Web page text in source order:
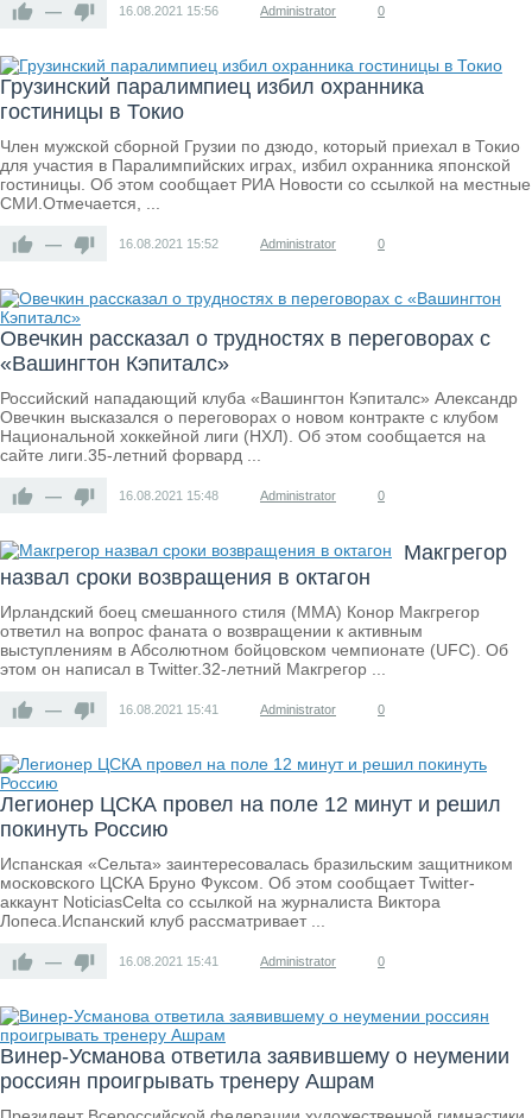
— 16.08.2021 15:56 Administrator 0
Грузинский паралимпиец избил охранника
гостиницы в Токио
Член мужской сборной Грузии по дзюдо, который приехал в Токио
для участия в Паралимпийских играх, избил охранника японской
гостиницы. Об этом сообщает РИА Новости со ссылкой на местные
СМИ.Отмечается, ...
— 16.08.2021 15:52 Administrator 0
Овечкин рассказал о трудностях в переговорах с
«Вашингтон Кэпиталс»
Российский нападающий клуба «Вашингтон Кэпиталс» Александр
Овечкин высказался о переговорах о новом контракте с клубом
Национальной хоккейной лиги (НХЛ). Об этом сообщается на
сайте лиги.35-летний форвард ...
— 16.08.2021 15:48 Administrator 0
Макгрегор
назвал сроки возвращения в октагон
Ирландский боец смешанного стиля (MMA) Конор Макгрегор
ответил на вопрос фаната о возвращении к активным
выступлениям в Абсолютном бойцовском чемпионате (UFC). Об
этом он написал в Twitter.32-летний Макгрегор ...
— 16.08.2021 15:41 Administrator 0
Легионер ЦСКА провел на поле 12 минут и решил
покинуть Россию
Испанская «Сельта» заинтересовалась бразильским защитником
московского ЦСКА Бруно Фуксом. Об этом сообщает Twitter-
аккаунт NoticiasCelta со ссылкой на журналиста Виктора
Лопеса.Испанский клуб рассматривает ...
— 16.08.2021 15:41 Administrator 0
Винер-Усманова ответила заявившему о неумении
россиян проигрывать тренеру Ашрам